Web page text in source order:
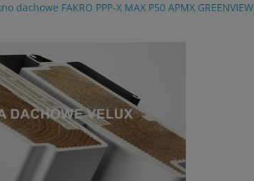
dachowe FAKRO PPP-X MAX P50 APMX GREENVIEW